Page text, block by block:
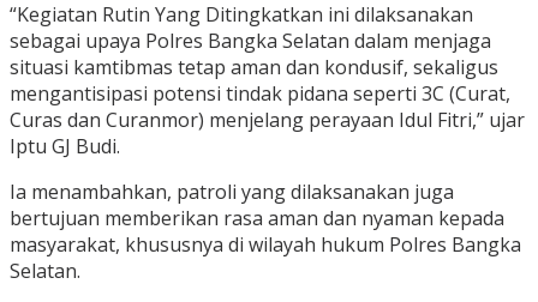
“Kegiatan Rutin Yang Ditingkatkan ini dilaksanakan
sebagai upaya Polres Bangka Selatan dalam menjaga
situasi kamtibmas tetap aman dan kondusif, sekaligus
mengantisipasi potensi tindak pidana seperti 3C (Curat,
Curas dan Curanmor) menjelang perayaan Idul Fitri,” ujar
Iptu GJ Budi.
Ia menambahkan, patroli yang dilaksanakan juga
bertujuan memberikan rasa aman dan nyaman kepada
masyarakat, khususnya di wilayah hukum Polres Bangka
Selatan.